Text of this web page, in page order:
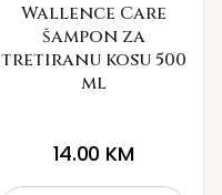
Wallence Care
šampon za
tretiranu kosu 500
ml
14.00 KM